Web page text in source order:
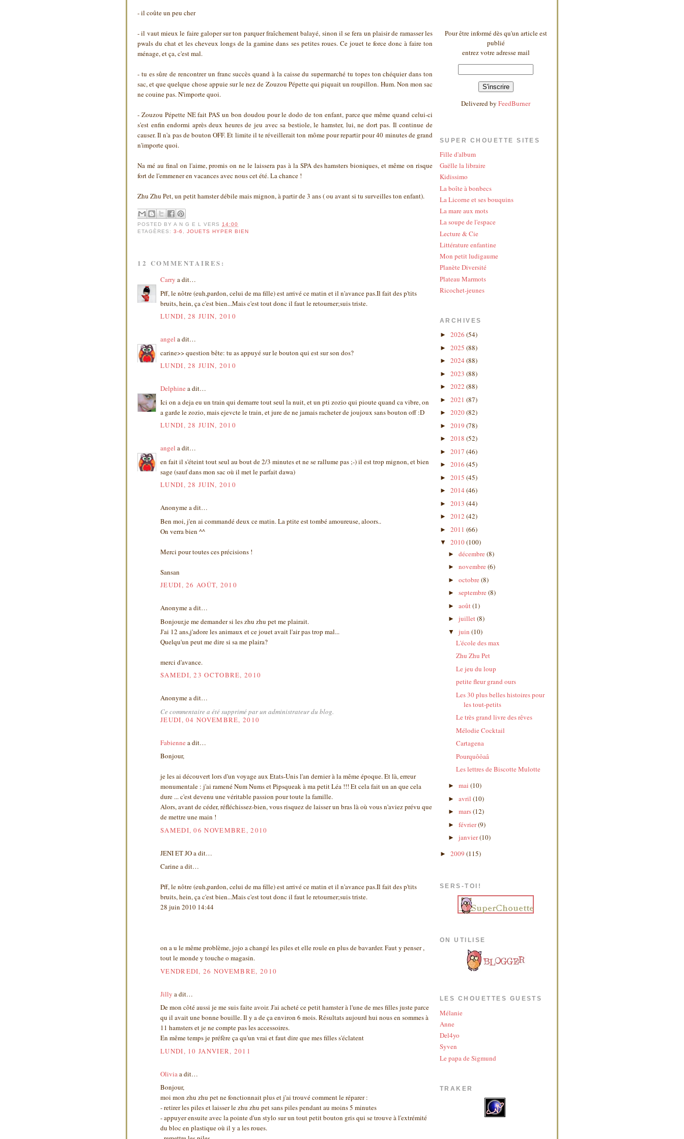
- il coûte un peu cher
- il vaut mieux le faire galoper sur ton parquer fraîchement balayé, sinon il se fera un plaisir de ramasser les
pwals du chat et les cheveux longs de la gamine dans ses petites roues. Ce jouet te force donc à faire ton
ménage, et ça, c'est mal.
- tu es sûre de rencontrer un franc succès quand à la caisse du supermarché tu topes ton chéquier dans ton
sac, et que quelque chose appuie sur le nez de Zouzou Pépette qui piquait un roupillon. Hum. Non mon sac
ne couine pas. N'importe quoi.
- Zouzou Pépette NE fait PAS un bon doudou pour le dodo de ton enfant, parce que même quand celui-ci
s'est enfin endormi après deux heures de jeu avec sa bestiole, le hamster, lui, ne dort pas. Il continue de
causer. Il n'a pas de bouton OFF. Et limite il te réveillerait ton môme pour repartir pour 40 minutes de grand
n'importe quoi.
Na mé au final on l'aime, promis on ne le laissera pas à la SPA des hamsters bioniques, et même on risque
fort de l'emmener en vacances avec nous cet été. La chance !
Zhu Zhu Pet, un petit hamster débile mais mignon, à partir de 3 ans ( ou avant si tu surveilles ton enfant).
POSTED BYA N G E L VERS 14:00
ETAGÈRES:3-6 ,JOUETS HYPER BIEN
12 COMMENTAIRES:
Carry a dit…
Pff, le nôtre (euh,pardon, celui de ma fille) est arrivé ce matin et il n'avance pas.Il fait des p'tits
bruits, hein, ça c'est bien...Mais c'est tout donc il faut le retourner;suis triste.
LUNDI, 28 JUIN, 2010
angel a dit…
carine>> question bête: tu as appuyé sur le bouton qui est sur son dos?
LUNDI, 28 JUIN, 2010
Delphine a dit…
Ici on a deja eu un train qui demarre tout seul la nuit, et un pti zozio qui pioute quand ca vibre, on
a garde le zozio, mais ejevcte le train, et jure de ne jamais racheter de joujoux sans bouton off :D
LUNDI, 28 JUIN, 2010
angel a dit…
en fait il s'éteint tout seul au bout de 2/3 minutes et ne se rallume pas ;-) il est trop mignon, et bien
sage (sauf dans mon sac où il met le parfait dawa)
LUNDI, 28 JUIN, 2010
Anonyme a dit…
Ben moi, j'en ai commandé deux ce matin. La ptite est tombé amoureuse, aloors..
On verra bien ^^
Merci pour toutes ces précisions !
Sansan
JEUDI, 26 AOÛT, 2010
Anonyme a dit…
Bonjour,je me demander si les zhu zhu pet me plairait.
J'ai 12 ans,j'adore les animaux et ce jouet avait l'air pas trop mal...
Quelqu'un peut me dire si sa me plaira?
merci d'avance.
SAMEDI, 23 OCTOBRE, 2010
Anonyme a dit…
Ce commentaire a été supprimé par un administrateur du blog.
JEUDI, 04 NOVEMBRE, 2010
Fabienne a dit…
Bonjour,
je les ai découvert lors d'un voyage aux Etats-Unis l'an dernier à la même époque. Et là, erreur
monumentale : j'ai ramené Num Nums et Pipsqueak à ma petit Léa !!! Et cela fait un an que cela
dure ... c'est devenu une véritable passion pour toute la famille.
Alors, avant de céder, réfléchissez-bien, vous risquez de laisser un bras là où vous n'aviez prévu que
de mettre une main !
SAMEDI, 06 NOVEMBRE, 2010
JENI ET JO a dit…
Carine a dit…
Pff, le nôtre (euh,pardon, celui de ma fille) est arrivé ce matin et il n'avance pas.Il fait des p'tits
bruits, hein, ça c'est bien...Mais c'est tout donc il faut le retourner;suis triste.
28 juin 2010 14:44
on a u le même problème, jojo a changé les piles et elle roule en plus de bavarder. Faut y penser ,
tout le monde y touche o magasin.
VENDREDI, 26 NOVEMBRE, 2010
Jilly a dit…
De mon côté aussi je me suis faite avoir. J'ai acheté ce petit hamster à l'une de mes filles juste parce
qu il avait une bonne bouille. Il y a de ça environ 6 mois. Résultats aujourd hui nous en sommes à
11 hamsters et je ne compte pas les accessoires.
En même temps je préfère ça qu'un vrai et faut dire que mes filles s'éclatent
LUNDI, 10 JANVIER, 2011
Oliviaa dit…
Bonjour,
moi mon zhu zhu pet ne fonctionnait plus et j'ai trouvé comment le réparer :
- retirer les piles et laisser le zhu zhu pet sans piles pendant au moins 5 minutes
- appuyer ensuite avec la pointe d'un stylo sur un tout petit bouton gris qui se trouve à l'extrémité
du bloc en plastique où il y a les roues.
Pour être informé dès qu'un article est
publié
entrez votre adresse mail
Delivered by FeedBurner
SUPER CHOUETTE SITES
Fille d'album
Gaëlle la libraire
Kidissimo
La boîte à bonbecs
La Licorne et ses bouquins
La mare aux mots
La soupe de l'espace
Lecture & Cie
Littérature enfantine
Mon petit ludigaume
Planète Diversité
Plateau Marmots
Ricochet-jeunes
ARCHIVES
► 2026 (54)
► 2025 (88)
► 2024 (88)
► 2023 (88)
► 2022 (88)
► 2021 (87)
► 2020(82)
► 2019 (78)
► 2018 (52)
► 2017 (46)
► 2016 (45)
► 2015 (45)
► 2014 (46)
► 2013 (44)
► 2012 (42)
► 2011 (66)
▼ 2010(100)
► décembre (8)
► novembre (6)
► octobre (8)
► septembre (8)
► août (1)
► juillet(8)
▼ juin (10)
L'école des max
Zhu Zhu Pet
Le jeu du loup
petite fleur grand ours
Les 30 plus belles histoires pour
les tout-petits
Le très grand livre des rêves
Mélodie Cocktail
Cartagena
Pourquôôaâ
Les lettres de Biscotte Mulotte
► mai (10)
► avril (10)
► mars(12)
► février(9)
► janvier(10)
► 2009 (115)
SERS-TOI!
ON UTILISE
LES CHOUETTES GUESTS
Mélanie
Anne
Del4yo
Syven
Le papa de Sigmund
TRAKER